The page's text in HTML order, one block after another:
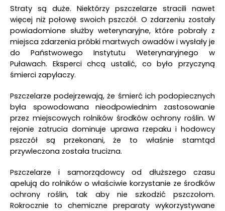
Straty są duże. Niektórzy pszczelarze stracili nawet
więcej niż połowę swoich pszczół. O zdarzeniu zostały
powiadomione służby weterynaryjne, które pobrały z
miejsca zdarzenia próbki martwych owadów i wysłały je
do Państwowego Instytutu Weterynaryjnego w
Puławach. Eksperci chcą ustalić, co było przyczyną
śmierci zapylaczy.
Pszczelarze podejrzewają, że śmierć ich podopiecznych
była spowodowana nieodpowiednim zastosowanie
przez miejscowych rolników środków ochrony roślin. W
rejonie zatrucia dominuje uprawa rzepaku i hodowcy
pszczół są przekonani, że to właśnie stamtąd
przywleczona została trucizna.
Pszczelarze i samorządowcy od dłuższego czasu
apelują do rolników o właściwie korzystanie ze środków
ochrony roślin, tak aby nie szkodzić pszczołom.
Rokrocznie to chemiczne preparaty wykorzystywane